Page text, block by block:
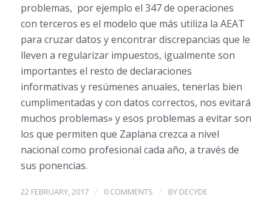
problemas, por ejemplo el 347 de operaciones
con terceros es el modelo que más utiliza la AEAT
para cruzar datos y encontrar discrepancias que le
lleven a regularizar impuestos, igualmente son
importantes el resto de declaraciones
informativas y resúmenes anuales, tenerlas bien
cumplimentadas y con datos correctos, nos evitará
muchos problemas» y esos problemas a evitar son
los que permiten que Zaplana crezca a nivel
nacional como profesional cada año, a través de
sus ponencias.
22 FEBRUARY, 2017 / 0 COMMENTS / BY DECYDE